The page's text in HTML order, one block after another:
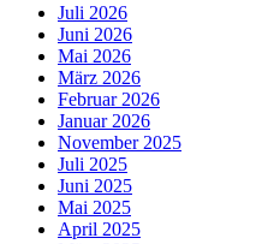
Juli 2026
Juni 2026
Mai 2026
März 2026
Februar 2026
Januar 2026
November 2025
Juli 2025
Juni 2025
Mai 2025
April 2025